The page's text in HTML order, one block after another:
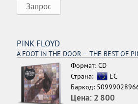
Запрос
PINK FLOYD
A FOOT IN THE DOOR — THE BEST OF
Формат: CD
Страна:
ЕС
Баркод:
Цена: 2 800